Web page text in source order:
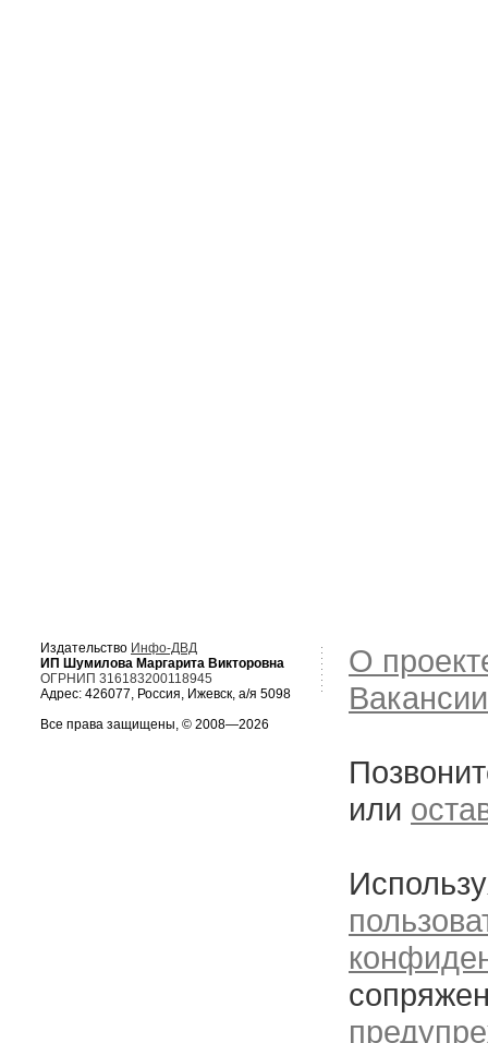
Издательство Инфо-ДВД
ИП Шумилова Маргарита Викторовна
ОГРНИП 316183200118945
Адрес: 426077, Россия, Ижевск, а/я 5098
Все права защищены, © 2008—2026
О
Вакансии
или